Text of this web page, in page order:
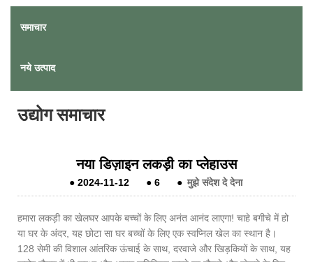
समाचार
नये उत्पाद
उद्योग समाचार
नया डिज़ाइन लकड़ी का प्लेहाउस
● 2024-11-12 ● 6 ● मुझे संदेश दे देना
हमारा लकड़ी का खेलघर आपके बच्चों के लिए अनंत आनंद लाएगा! चाहे बगीचे में हो
या घर के अंदर, यह छोटा सा घर बच्चों के लिए एक स्वप्निल खेल का स्थान है।
128 सेमी की विशाल आंतरिक ऊंचाई के साथ, दरवाजे और खिड़कियों के साथ, यह